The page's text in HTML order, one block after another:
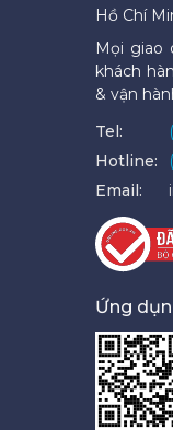
Hồ Chí
Mọi giao
khách
& vận
Tel:
Hotline:
Email:
Ứng